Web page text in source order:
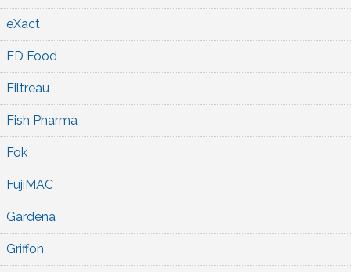
eXact
FD Food
Filtreau
Fish Pharma
Fok
FujiMAC
Gardena
Griffon